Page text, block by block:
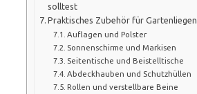
solltest
Praktisches Zubehör für Gartenliegen
Auflagen und Polster
Sonnenschirme und Markisen
Seitentische und Beistelltische
Abdeckhauben und Schutzhüllen
Rollen und verstellbare Beine